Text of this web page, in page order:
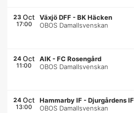
23 Oct
17:00
Växjö DFF -BK Häcken
OBOS Damallsvenskan
24 Oct
11:00
AIK -FC Rosengård
OBOS Damallsvenskan
24 Oct
13:00
Hammarby IF -Djurgårdens IF
OBOS Damallsvenskan